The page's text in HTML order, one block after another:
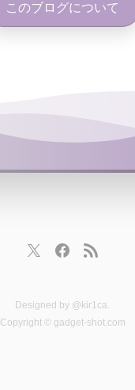
このブログについて
Designed by @kir1ca.
Copyright © gadget-shot.com